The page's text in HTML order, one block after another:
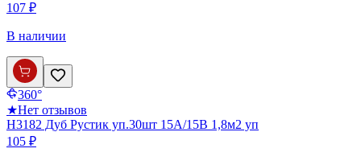
107 ₽
В наличии
360°
★Нет отзывов
Н3182 Дуб Рустик уп.30шт 15А/15В 1,8м2 уп
105 ₽